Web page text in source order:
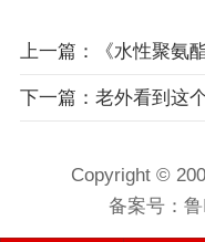
上一篇：《水性聚氨
下一篇：老外看到这
Copyright ©
备案号：